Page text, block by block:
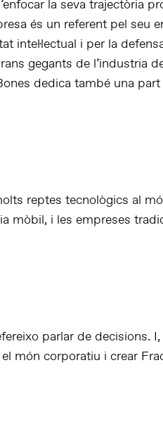
la seva trajectòria
és un referent pel seu
intel·lectual i per la
gegants de l’industria
dedica també una
reptes tecnològics al
mòbil, i les empreses
parlar de decisions.
món corporatiu i crear